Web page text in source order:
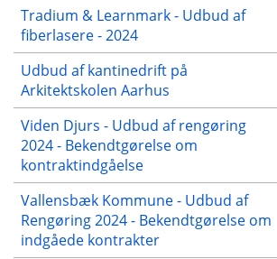
Tradium & Learnmark - Udbud af
fiberlasere - 2024
Udbud af kantinedrift på
Arkitektskolen Aarhus
Viden Djurs - Udbud af rengøring
2024 - Bekendtgørelse om
kontraktindgåelse
Vallensbæk Kommune - Udbud af
Rengøring 2024 - Bekendtgørelse om
indgåede kontrakter